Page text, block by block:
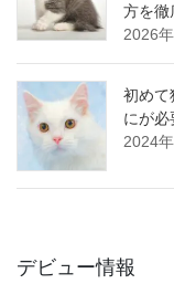
方を徹
2026
初めて
にが必
2024
デビュー情報